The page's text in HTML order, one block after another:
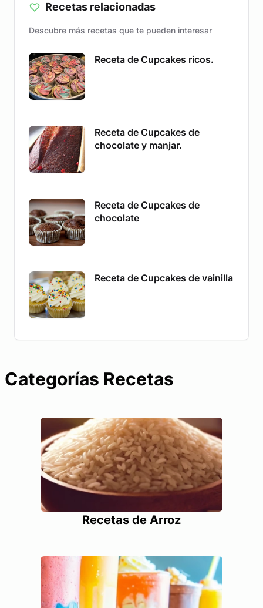
Recetas relacionadas
Descubre más recetas que te pueden interesar
Receta de Cupcakes ricos.
Receta de Cupcakes de
chocolate y manjar.
Receta de Cupcakes de
chocolate
Receta de Cupcakes de vainilla
Categorías Recetas
Recetas de Arroz